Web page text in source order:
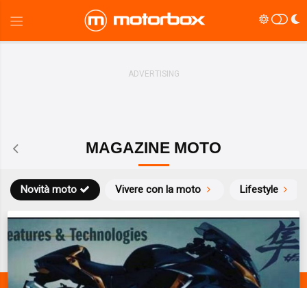
MAGAZINE MOTO
Novità moto Vivere con la moto Lifestyle